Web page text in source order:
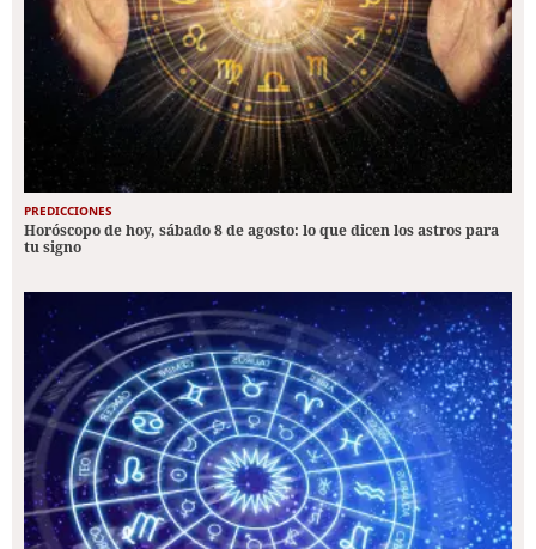
PREDICCIONES
Horóscopo de hoy, sábado 8 de agosto: lo que dicen los astros para
tu signo